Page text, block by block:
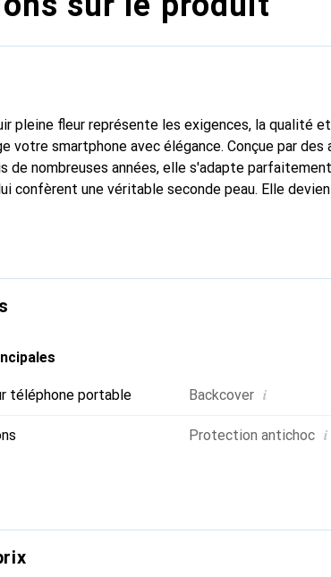
pleine fleur représente les exigences, la qualité
votre smartphone avec élégance. Conçue par
de nombreuses années, elle s'adapte
confèrent une véritable seconde peau. Elle
une clientèle exigeante.
téléphone portable Backcover i
Protection antichoc i